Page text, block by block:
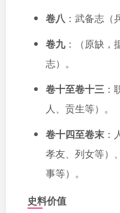
卷八 ：武备志（
卷九：（原缺，
志）。
卷十至卷十三
人、贡生等）。
卷十四至卷末 ：
孝友、列女等）
事等）。
史料价值